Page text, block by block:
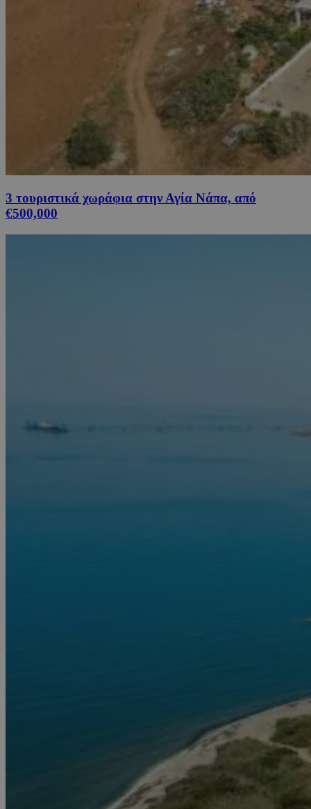
3 τουριστικά χωράφια στην Αγία Νάπα, από
€500,000